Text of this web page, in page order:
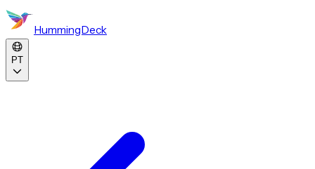
HummingDeck
PT